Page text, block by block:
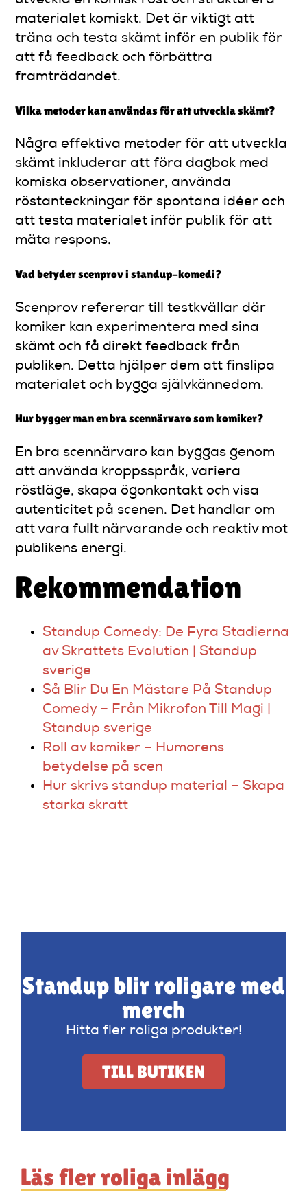
materialet komiskt. Det är viktigt att
träna och testa skämt inför en publik för
att få feedback och förbättra
framträdandet.
Vilka metoder kan användas för att utveckla skämt?
Några effektiva metoder för att utveckla
skämt inkluderar att föra dagbok med
komiska observationer, använda
röstanteckningar för spontana idéer och
att testa materialet inför publik för att
mäta respons.
Vad betyder scenprov i standup-komedi?
Scenprov refererar till testkvällar där
komiker kan experimentera med sina
skämt och få direkt feedback från
publiken. Detta hjälper dem att finslipa
materialet och bygga självkännedom.
Hur bygger man en bra scennärvaro som komiker?
En bra scennärvaro kan byggas genom
att använda kroppsspråk, variera
röstläge, skapa ögonkontakt och visa
autenticitet på scenen. Det handlar om
att vara fullt närvarande och reaktiv mot
publikens energi.
Rekommendation
Standup Comedy: De Fyra Stadierna
av Skrattets Evolution | Standup
sverige
Så Blir Du En Mästare På Standup
Comedy – Från Mikrofon Till Magi |
Standup sverige
Roll av komiker – Humorens
betydelse på scen
Hur skrivs standup material – Skapa
starka skratt
Standup blir roligare med
merch
Hitta fler roliga produkter!
TILL BUTIKEN
Läs fler roliga inlägg